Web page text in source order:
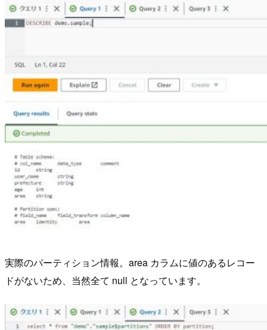
実際のパーティション情報。area カラムに値のあるレコー
ドがないため、当然全て null となっています。